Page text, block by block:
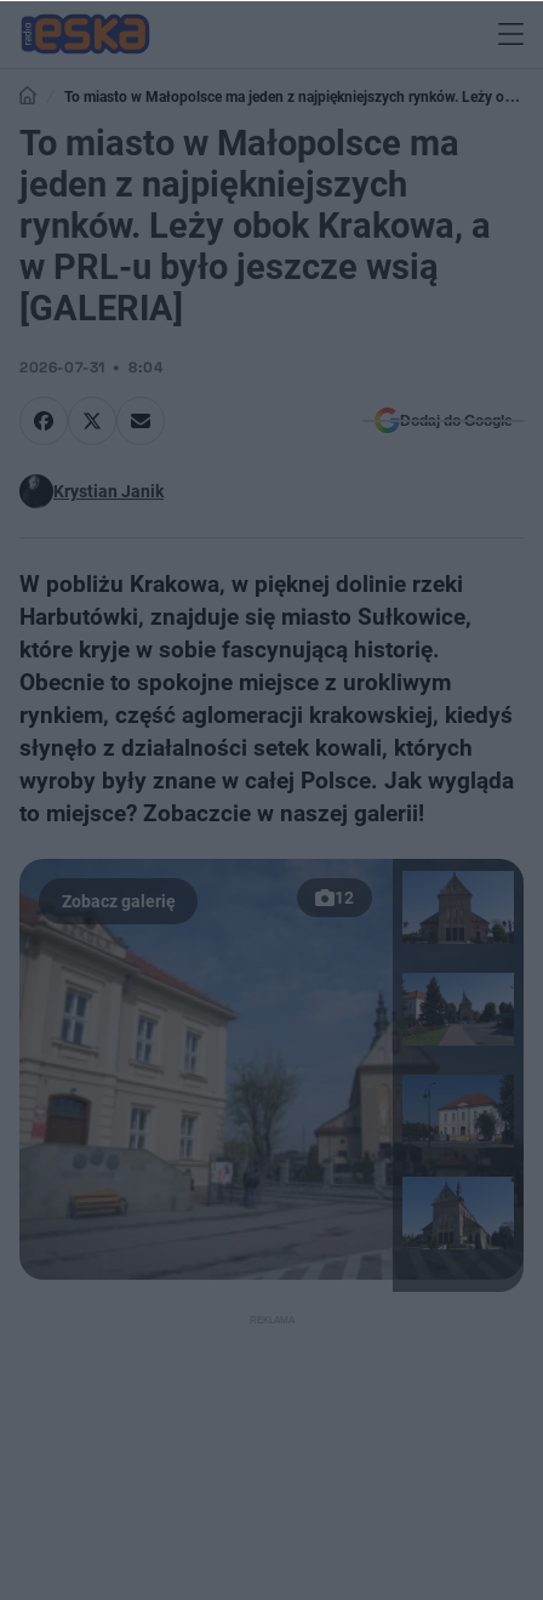
To miasto w Małopolsce ma jeden z najpiękniejszych rynków. Leży obok
Krakowa, a w PRL-u było jeszcze wsią [GALERIA]
To miasto w Małopolsce ma
jeden z najpiękniejszych
rynków. Leży obok Krakowa, a
w PRL-u było jeszcze wsią
[GALERIA]
2026-07-31 8:04
Dodaj do Google
Krystian Janik
W pobliżu Krakowa, w pięknej dolinie rzeki
Harbutówki, znajduje się miasto Sułkowice,
które kryje w sobie fascynującą historię.
Obecnie to spokojne miejsce z urokliwym
rynkiem, część aglomeracji krakowskiej, kiedyś
słynęło z działalności setek kowali, których
wyroby były znane w całej Polsce. Jak wygląda
to miejsce? Zobaczcie w naszej galerii!
12